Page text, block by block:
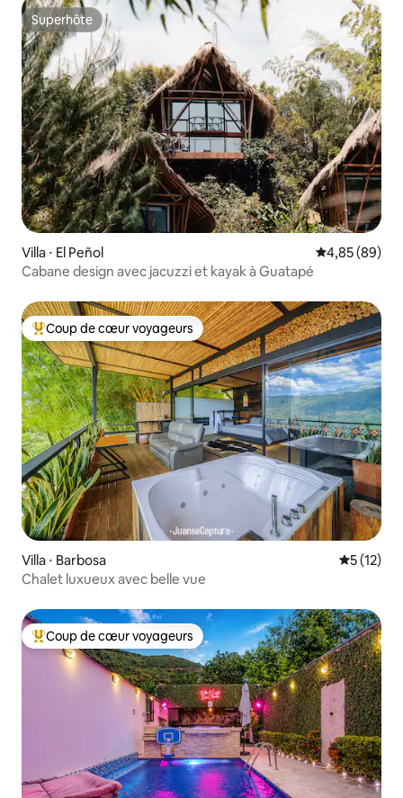
Superhôte
Superhôte
Villa ⋅ El Peñol Évaluation
4,85 (89)
Cabane design avec jacuzzi et kayak à Guatapé
Coups de cœur voyageurs les plus appréciés
Coup de cœur voyageurs
Villa ⋅ Barbosa
5 (12)
Chalet luxueux avec belle vue
Coups de cœur voyageurs les plus appréciés
Coup de cœur voyageurs